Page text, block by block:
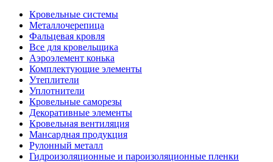
Кровельные системы
Металлочерепица
Фальцевая кровля
Все для кровельщика
Аэроэлемент конька
Комплектующие элементы
Утеплители
Уплотнители
Кровельные саморезы
Декоративные элементы
Кровельная вентиляция
Мансардная продукция
Рулонный металл
Гидроизоляционные и пароизоляционные пленки